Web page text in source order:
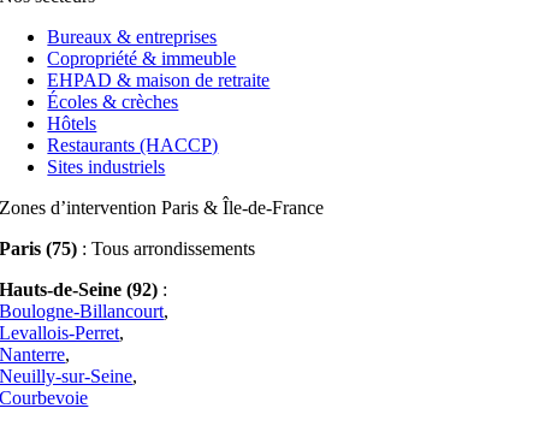
Bureaux & entreprises
Copropriété & immeuble
EHPAD & maison de retraite
Écoles & crèches
Hôtels
Restaurants (HACCP)
Sites industriels
Zones d’intervention Paris & Île-de-France
Paris (75) : Tous arrondissements
Hauts-de-Seine (92) :
Boulogne-Billancourt,
Levallois-Perret,
Nanterre,
Neuilly-sur-Seine,
Courbevoie